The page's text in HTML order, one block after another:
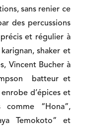
sans renier ce
des percussions
et régulier à
karignan, shaker et
Vincent Bucher à
batteur et
d’épices et
“Hona”,
Temokoto” et